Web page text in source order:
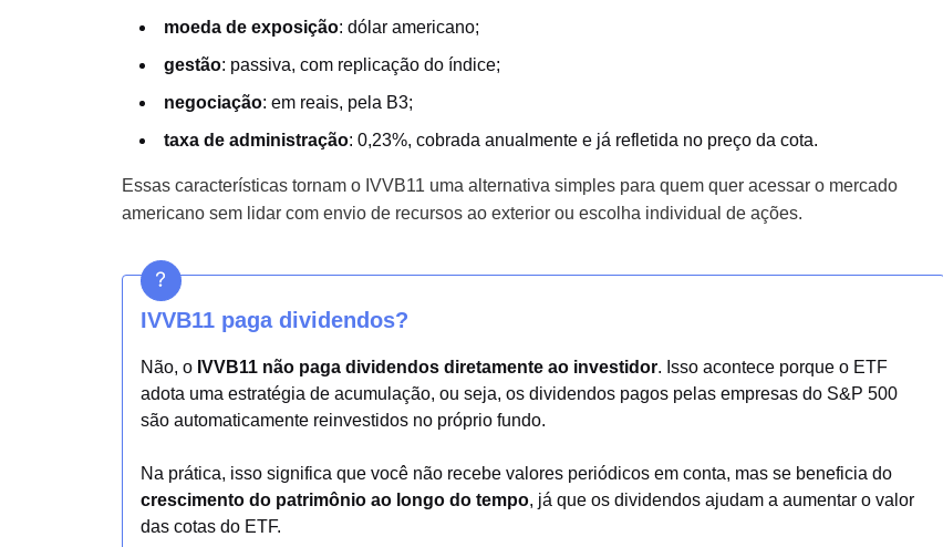
moeda de exposição: dólar americano;
gestão: passiva, com replicação do índice;
negociação: em reais, pela B3;
taxa de administração: 0,23%, cobrada anualmente e já refletida no preço da cota.
Essas características tornam o IVVB11 uma alternativa simples para quem quer acessar o mercado
americano sem lidar com envio de recursos ao exterior ou escolha individual de ações.
IVVB11 paga dividendos?
Não, o IVVB11 não paga dividendos diretamente ao investidor. Isso acontece porque o ETF
adota uma estratégia de acumulação, ou seja, os dividendos pagos pelas empresas do S&P 500
são automaticamente reinvestidos no próprio fundo.
Na prática, isso significa que você não recebe valores periódicos em conta, mas se beneficia do
crescimento do patrimônio ao longo do tempo, já que os dividendos ajudam a aumentar o valor
das cotas do ETF.